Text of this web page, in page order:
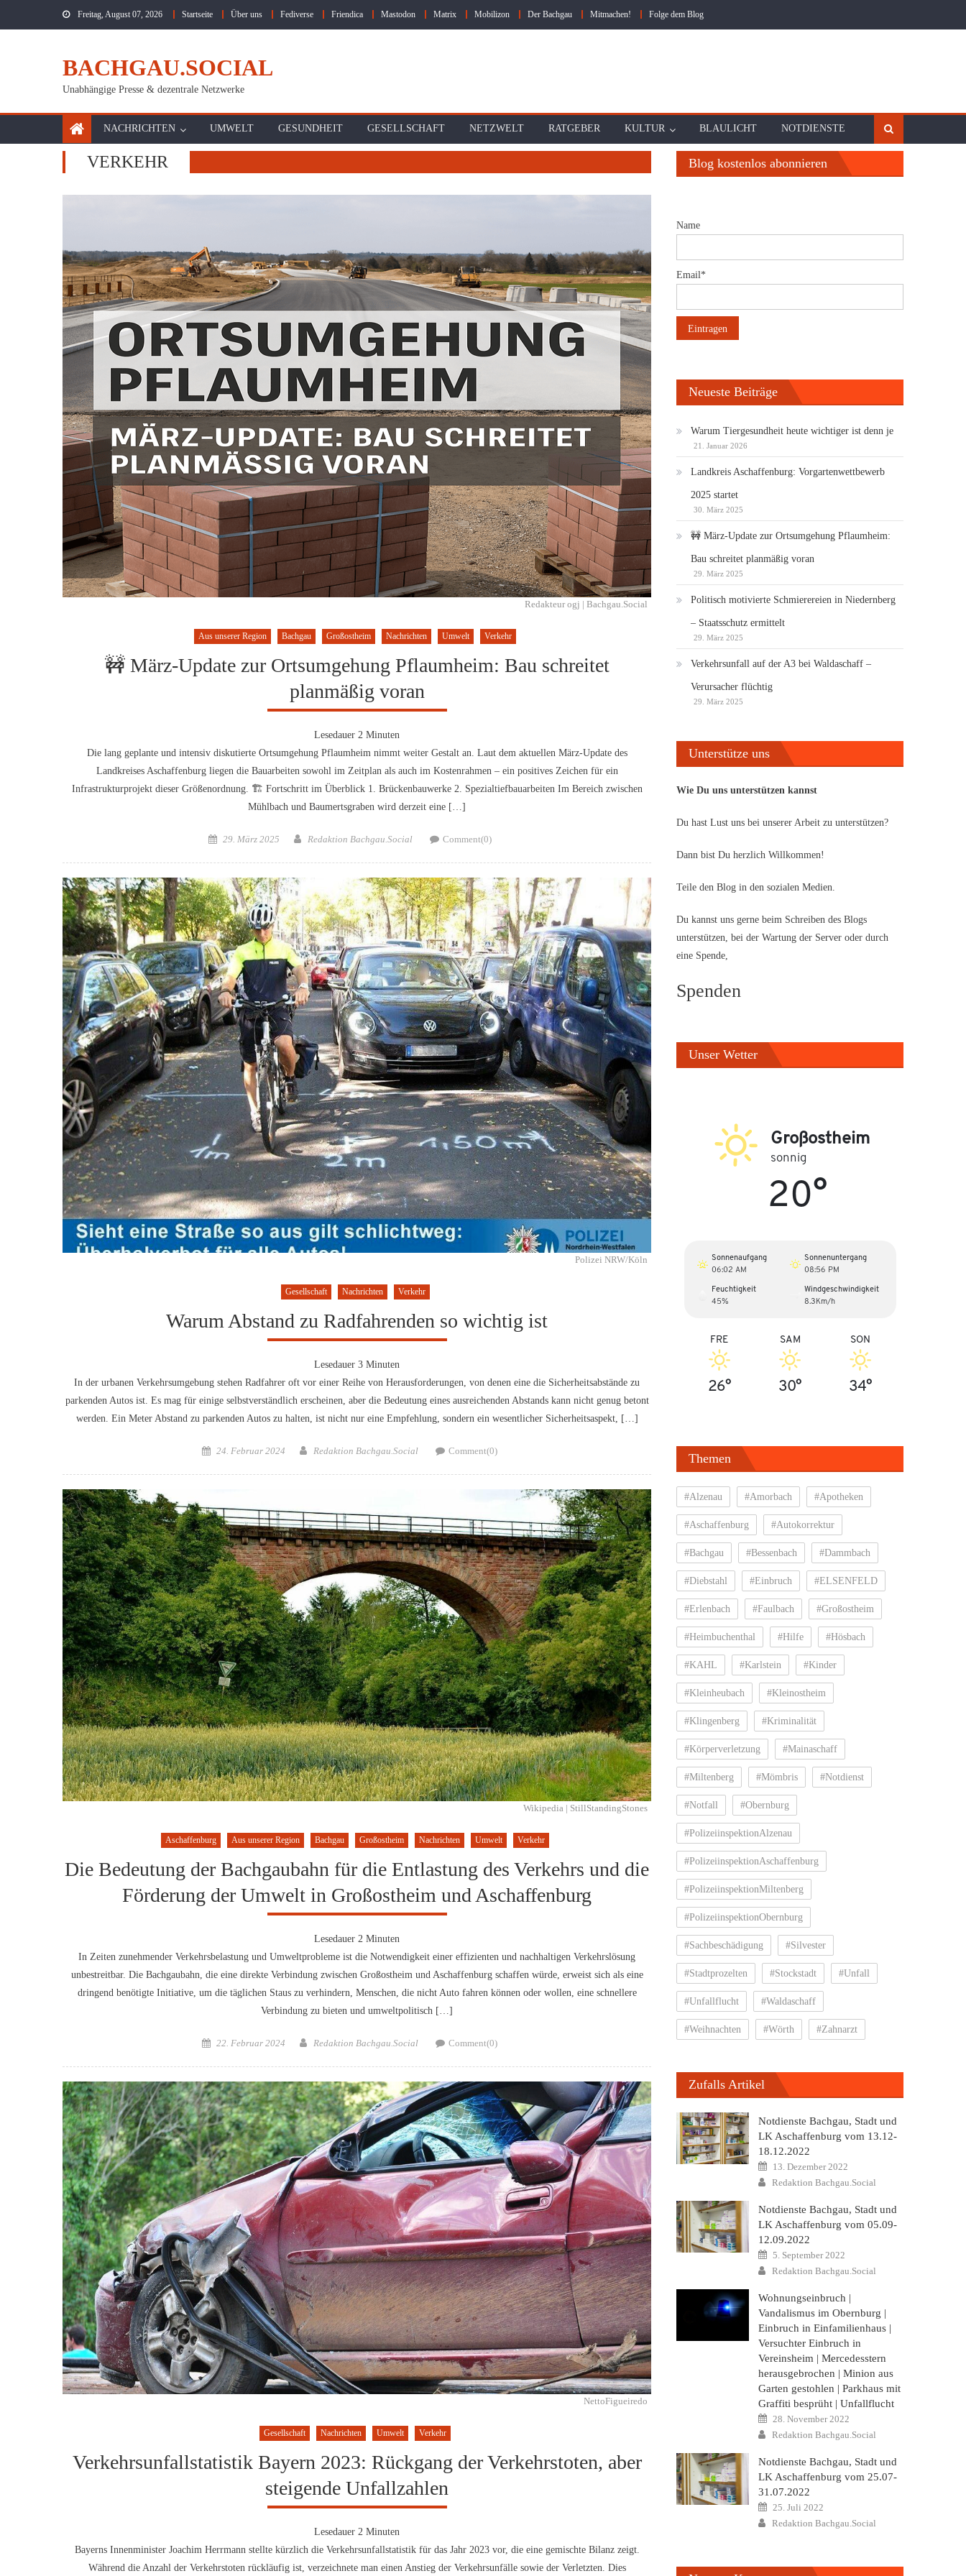
Freitag, August 07, 2026 Startseite Über uns Fediverse Friendica Mastodon Matrix Mobilizon Der Bachgau Mitmachen! Folge dem Blog
BACHGAU.SOCIAL
Unabhängige Presse & dezentrale Netzwerke
NACHRICHTEN UMWELT GESUNDHEIT GESELLSCHAFT NETZWELT RATGEBER KULTUR BLAULICHT NOTDIENSTE
VERKEHR
Redakteur ogj | Bachgau.Social
Aus unserer Region Bachgau Großostheim Nachrichten Umwelt Verkehr
🚧 März-Update zur Ortsumgehung Pflaumheim: Bau schreitet
planmäßig voran
Lesedauer 2 Minuten
Die lang geplante und intensiv diskutierte Ortsumgehung Pflaumheim nimmt weiter Gestalt an. Laut dem aktuellen März-Update des
Landkreises Aschaffenburg liegen die Bauarbeiten sowohl im Zeitplan als auch im Kostenrahmen – ein positives Zeichen für ein
Infrastrukturprojekt dieser Größenordnung. 🏗️ Fortschritt im Überblick 1. Brückenbauwerke 2. Spezialtiefbauarbeiten Im Bereich zwischen
Mühlbach und Baumertsgraben wird derzeit eine […]
Posted
29. März 2025 Author
Redaktion Bachgau.Social Comment(0)
Polizei NRW/Köln
Gesellschaft Nachrichten Verkehr
Warum Abstand zu Radfahrenden so wichtig ist
Lesedauer 3 Minuten
In der urbanen Verkehrsumgebung stehen Radfahrer oft vor einer Reihe von Herausforderungen, von denen eine die Sicherheitsabstände zu
parkenden Autos ist. Es mag für einige selbstverständlich erscheinen, aber die Bedeutung eines ausreichenden Abstands kann nicht genug betont
werden. Ein Meter Abstand zu parkenden Autos zu halten, ist nicht nur eine Empfehlung, sondern ein wesentlicher Sicherheitsaspekt, […]
Posted
24. Februar 2024 Author
Redaktion Bachgau.Social Comment(0)
Wikipedia | StillStandingStones
Aschaffenburg Aus unserer Region Bachgau Großostheim Nachrichten Umwelt Verkehr
Die Bedeutung der Bachgaubahn für die Entlastung des Verkehrs und die
Förderung der Umwelt in Großostheim und Aschaffenburg
Lesedauer 2 Minuten
In Zeiten zunehmender Verkehrsbelastung und Umweltprobleme ist die Notwendigkeit einer effizienten und nachhaltigen Verkehrslösung
unbestreitbar. Die Bachgaubahn, die eine direkte Verbindung zwischen Großostheim und Aschaffenburg schaffen würde, erweist sich als eine
dringend benötigte Initiative, um die täglichen Staus zu verhindern, Menschen, die nicht Auto fahren können oder wollen, eine schnellere
Verbindung zu bieten und umweltpolitisch […]
Posted
22. Februar 2024 Author
Redaktion Bachgau.Social Comment(0)
NettoFigueiredo
Gesellschaft Nachrichten Umwelt Verkehr
Verkehrsunfallstatistik Bayern 2023: Rückgang der Verkehrstoten, aber
steigende Unfallzahlen
Lesedauer 2 Minuten
Bayerns Innenminister Joachim Herrmann stellte kürzlich die Verkehrsunfallstatistik für das Jahr 2023 vor, die eine gemischte Bilanz zeigt.
Während die Anzahl der Verkehrstoten rückläufig ist, verzeichnete man einen Anstieg der Verkehrsunfälle sowie der Verletzten. Dies
Blog kostenlos abonnieren
Name
Email*
Neueste Beiträge
Warum Tiergesundheit heute wichtiger ist denn je
21. Januar 2026
Landkreis Aschaffenburg: Vorgartenwettbewerb
2025 startet
30. März 2025
🚧 März-Update zur Ortsumgehung Pflaumheim:
Bau schreitet planmäßig voran
29. März 2025
Politisch motivierte Schmierereien in Niedernberg
– Staatsschutz ermittelt
29. März 2025
Verkehrsunfall auf der A3 bei Waldaschaff –
Verursacher flüchtig
29. März 2025
Unterstütze uns
Wie Du uns unterstützen kannst
Du hast Lust uns bei unserer Arbeit zu unterstützen?
Dann bist Du herzlich Willkommen!
Teile den Blog in den sozialen Medien.
Du kannst uns gerne beim Schreiben des Blogs
unterstützen, bei der Wartung der Server oder durch
eine Spende,
Spenden
Unser Wetter
Großostheim
sonnig
20°
Sonnenaufgang
06:02 AM
Sonnenuntergang
08:56 PM
Feuchtigkeit
45%
Windgeschwindigkeit
8.3Km/h
FRE
26°
SAM
30°
SON
34°
Themen
#Alzenau #Amorbach #Apotheken
#Aschaffenburg #Autokorrektur
#Bachgau #Bessenbach #Dammbach
#Diebstahl #Einbruch #ELSENFELD
#Erlenbach #Faulbach #Großostheim
#Heimbuchenthal #Hilfe #Hösbach
#KAHL #Karlstein #Kinder
#Kleinheubach #Kleinostheim
#Klingenberg #Kriminalität
#Körperverletzung #Mainaschaff
#Miltenberg #Mömbris #Notdienst
#Notfall #Obernburg
#PolizeiinspektionAlzenau
#PolizeiinspektionAschaffenburg
#PolizeiinspektionMiltenberg
#PolizeiinspektionObernburg
#Sachbeschädigung #Silvester
#Stadtprozelten #Stockstadt #Unfall
#Unfallflucht #Waldaschaff
#Weihnachten #Wörth #Zahnarzt
Zufalls Artikel
Notdienste Bachgau, Stadt und
LK Aschaffenburg vom 13.12-
18.12.2022
Posted
on
13. Dezember 2022
Author
Redaktion Bachgau.Social
Notdienste Bachgau, Stadt und
LK Aschaffenburg vom 05.09-
12.09.2022
Posted
on
5. September 2022
Author
Redaktion Bachgau.Social
Wohnungseinbruch |
Vandalismus im Obernburg |
Einbruch in Einfamilienhaus |
Versuchter Einbruch in
Vereinsheim | Mercedesstern
herausgebrochen | Minion aus
Garten gestohlen | Parkhaus mit
Graffiti besprüht | Unfallflucht
Posted
on
28. November 2022
Author
Redaktion Bachgau.Social
Notdienste Bachgau, Stadt und
LK Aschaffenburg vom 25.07-
31.07.2022
Posted
on
25. Juli 2022
Author
Redaktion Bachgau.Social